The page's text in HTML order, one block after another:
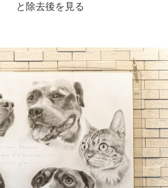
と除去後を見る